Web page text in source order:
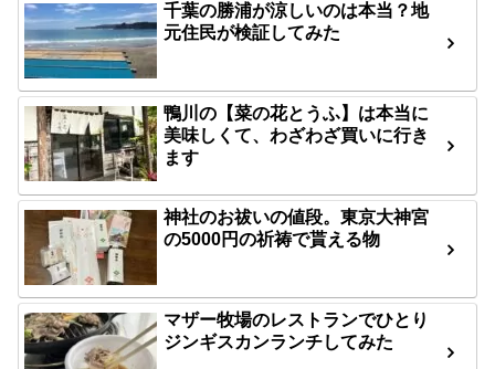
千葉の勝浦が涼しいのは本当？地
元住民が検証してみた
鴨川の【菜の花とうふ】は本当に
美味しくて、わざわざ買いに行き
ます
神社のお祓いの値段。東京大神宮
の5000円の祈祷で貰える物
マザー牧場のレストランでひとり
ジンギスカンランチしてみた